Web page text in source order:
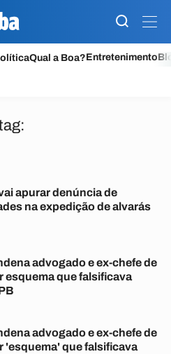
Qual a Boa?Entretenimento
apurar denúncia de
na expedição de alvarás
advogado e ex-chefe de
esquema que falsificava
advogado e ex-chefe de
'esquema' que falsificava